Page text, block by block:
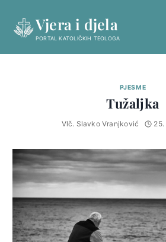
content
Vjera i djela
PORTAL KATOLIČKIH TEOLOGA
PJESME
Tužaljka
Vlč. Slavko Vranjković 25.